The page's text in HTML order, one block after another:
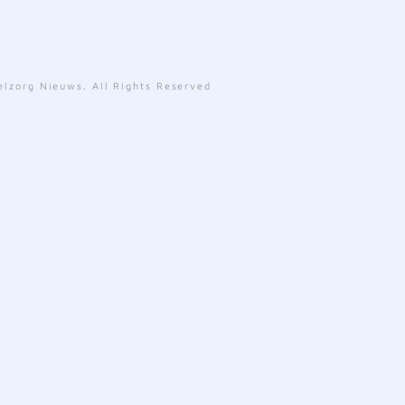
Nieuws. All Rights Reserved